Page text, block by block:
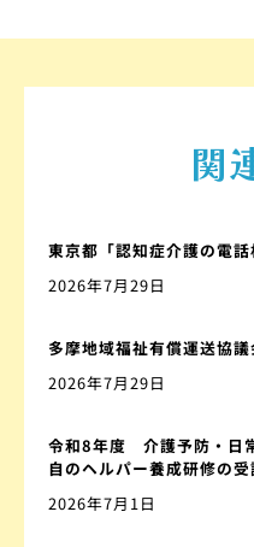
関
東京都「認知症介護の電
2026年7月29日
多摩地域福祉有償運送協
2026年7月29日
令和8年度 介護予防・日
自のヘルパー養成研修の
2026年7月1日